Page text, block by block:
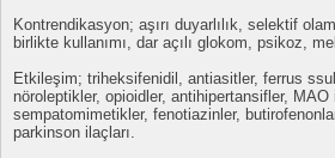
Kontrendikasyon; aşırı duyarlılık, selektif
birlikte kullanımı, dar açılı glokom, psikoz,
Etkileşim; triheksifenidil, antiasitler, ferrus
nöroleptikler, opioidler, antihipertansifler,
sempatomimetikler, fenotiazinler,
parkinson ilaçları.